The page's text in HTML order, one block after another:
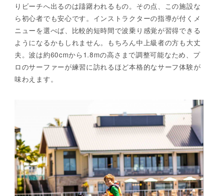
りビーチへ出るのは躊躇われるもの。その点、この施設な
ら初心者でも安心です。インストラクターの指導が付くメ
ニューを選べば、比較的短時間で波乗り感覚が習得できる
ようになるかもしれません。もちろん中上級者の方も大丈
夫。波は約60cmから1.8mの高さまで調整可能なため、プ
ロのサーファーが練習に訪れるほど本格的なサーフ体験が
味わえます。